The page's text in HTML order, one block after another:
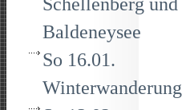
Baldeneysee
So 16.01.
Winterwanderung